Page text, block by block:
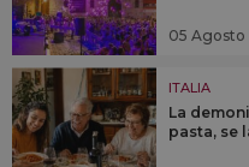
05 Agosto
ITALIA
La
pasta, se